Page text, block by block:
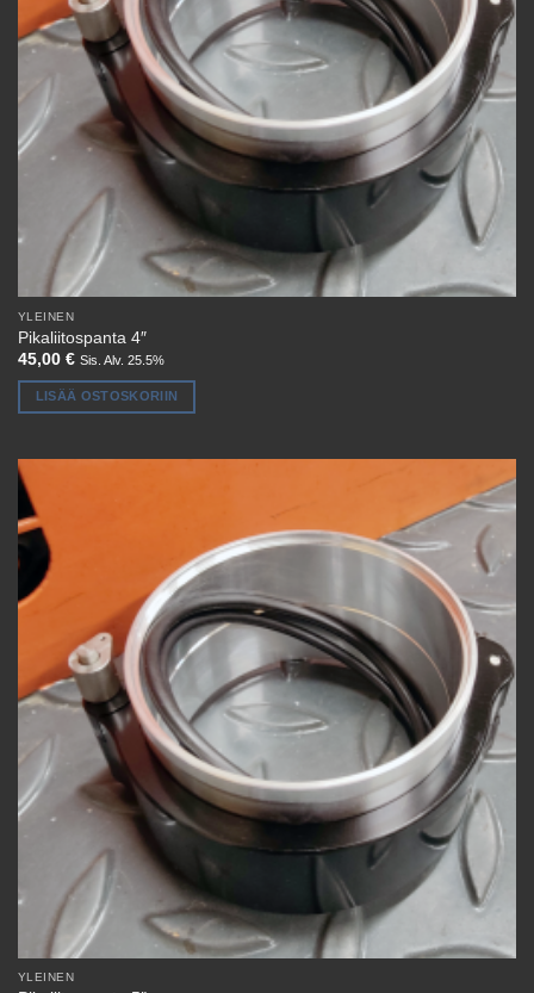
YLEINEN
Pikaliitospanta 4″
45,00 € Sis. Alv. 25.5%
LISÄÄ OSTOSKORIIN
YLEINEN